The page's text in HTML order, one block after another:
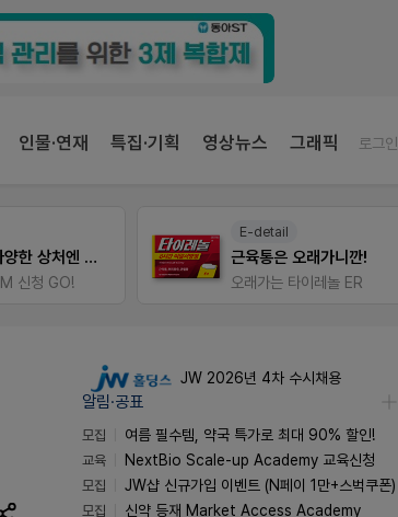
인물·연재 특집·기획 영상뉴스 그래픽 로그인
가니깐!
레놀 ER
팜노트
약국 마케팅 성공사례
좋아요+의견남기면 쿠폰 증정
JW 2026년 4차 수시채용
알림·공표
모집
여름 필수템, 약국 특가로 최대 90% 할인!
교육
NextBio Scale-up Academy 교육신청
모집
JW샵 신규가입 이벤트 (N페이 1만+스벅쿠폰)
모집
신약 등재 Market Access Academy